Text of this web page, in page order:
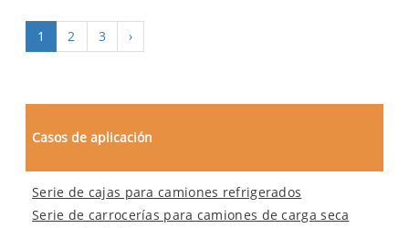
1 2 3 ›
Casos de aplicación
Serie de cajas para camiones refrigerados
Serie de carrocerías para camiones de carga seca